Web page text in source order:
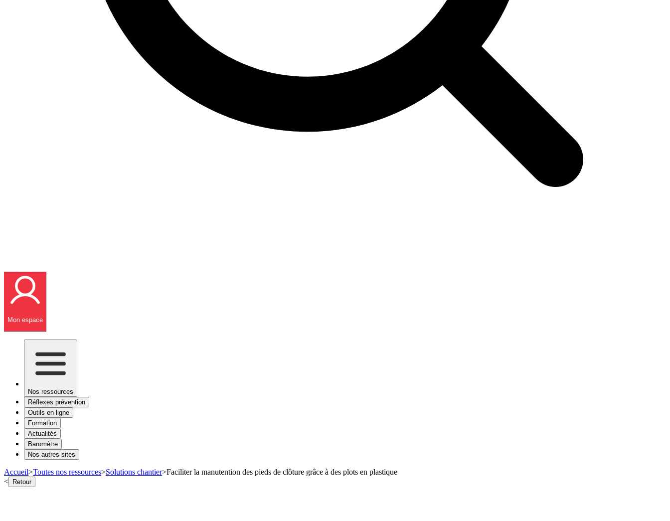
Mon espace
Nos ressources
Réflexes prévention
Outils en ligne
Formation
Actualités
Baromètre
Nos autres sites
Accueil>Toutes nos ressources>Solutions chantier>Faciliter la manutention des pieds de clôture grâce à des plots en plastique
< Retour